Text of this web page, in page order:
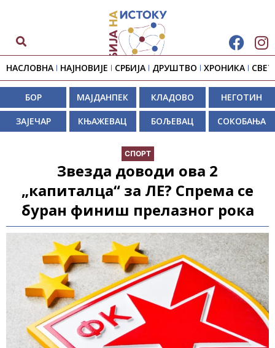
НАСЛОВНА НАЈНОВИЈЕ СРБИЈА ДРУШТВО ХРОНИКА СВЕТ
БОР МАЈДАНПЕК КЛАДОВО НЕГОТИН
ЗАЈЕЧАР КЊАЖЕВАЦ БОЉЕВАЦ СОКОБАЊА
СПОРТ
Звезда доводи ова 2
„капиталца“ за ЛЕ? Спрема се
буран финиш прелазног рока